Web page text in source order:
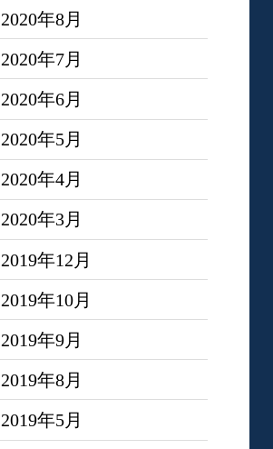
2020年8月
2020年7月
2020年6月
2020年5月
2020年4月
2020年3月
2019年12月
2019年10月
2019年9月
2019年8月
2019年5月